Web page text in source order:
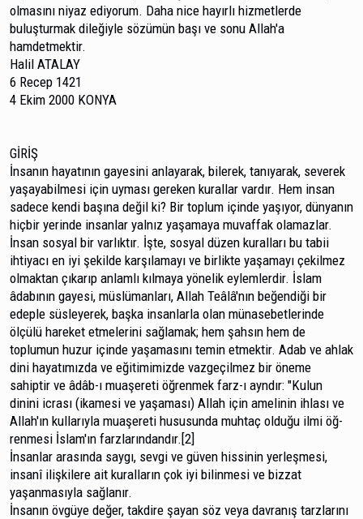
olmasını niyaz ediyorum. Daha ni­ce hayırlı hizmetlerde
buluşturmak dileğiyle sözümün başı ve sonu Allah'a
hamdetmektir.
Halil ATALAY
6 Recep 1421
4 Ekim 2000 KONYA
GİRİŞ
İnsanın hayatının gayesini anlayarak, bilerek, tanı­yarak, severek
yaşayabilmesi için uyması gereken kurallar vardır. Hem insan
sadece kendi başına değil ki? Bir toplum içinde yaşıyor, dünyanın
hiçbir yerinde insanlar yalnız ya­şamaya muvaffak olamazlar.
İnsan sosyal bir varlıktır. İşte, sosyal düzen kuralları bu tabii
ihtiyacı en iyi şekilde karşıla­mayı ve birlikte yaşamayı çekilmez
olmaktan çıkarıp anlamlı kılmaya yönelik eylemlerdir. İslam
âdabının gayesi, müslümanları, Allah Teâlâ'nın beğendiği bir
edeple süsleye­rek, başka insanlarla olan münasebetlerinde
ölçülü hareket etmelerini sağlamak; hem şahsın hem de
toplumun huzur içinde yaşamasını temin etmektir. Adab ve ahlak
dini haya­tımızda ve eğitimimizde vazgeçilmez bir öneme
sahiptir ve âdâb-ı muaşereti öğrenmek farz-ı ayndır: "Kulun
dinini icra­sı (ikamesi ve yaşaması) Allah için amelinin ihlası ve
Allah­'ın kullarıyla muaşereti hususunda muhtaç olduğu ilmi öğ­
renmesi İslam'ın farzlarındandır.[2]
İnsanlar arasında saygı, sevgi ve güven hissinin yer­leşmesi,
insanî ilişkilere ait kuralların çok iyi bilinmesi ve bizzat
yaşanmasıyla sağlanır.
İnsanın övgüye değer, takdire şayan söz veya dav­ranış tarzlarını